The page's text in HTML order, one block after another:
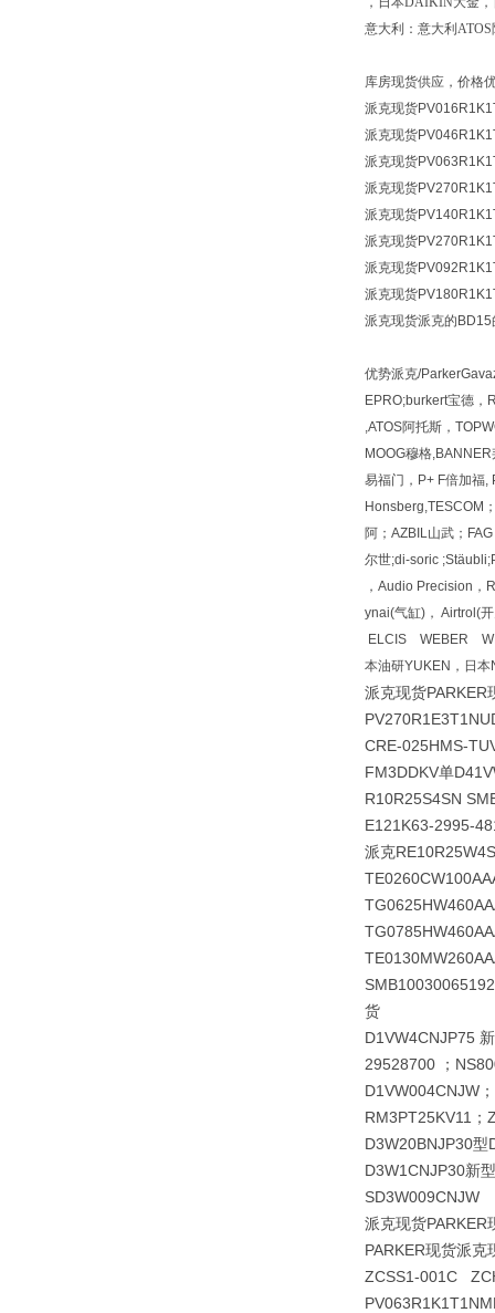
意大利：意大利
库房现货供应，价格
派克现货
派克现货
派克现货
派克现货
派克现货
派克现货
派克现货
派克现货
派克现货派克的BD15
优势派克/
EPRO;burkert宝德，
,ATOS阿托斯，
MOOG穆格
易福门，P+ F倍加福,
Honsberg,TESCOM
阿；AZBIL山武；
尔世;di-soric
，Audio Precision
ynai(气缸)， Airtrol(
ELCIS WEBER
本油研YUKEN，日本
派克现货PARKER
CRE-025HMS-
FM3DDKV单
R10R25S4SN
E121K63-2995-
派克
货
D1VW4CNJP75
29528700 ；
D1VW004CNJW
RM3PT25KV11
D3W20BNJP30
D3W1CNJP30新
SD3W009CNJW
派克现货PARKER
PARKER现货派克
ZCSS1-001C